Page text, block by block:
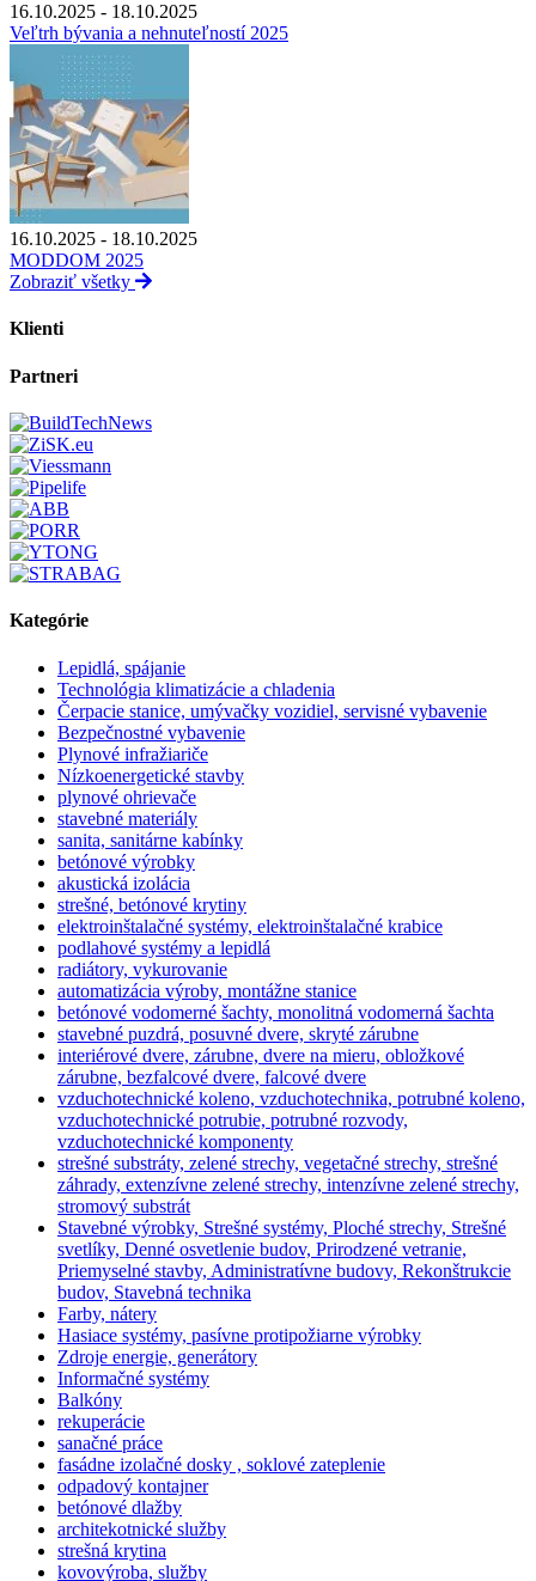
16.10.2025 - 18.10.2025
Veľtrh bývania a nehnuteľností 2025
16.10.2025 - 18.10.2025
MODDOM 2025
Zobraziť všetky
Klienti
Partneri
Kategórie
Lepidlá, spájanie
Technológia klimatizácie a chladenia
Čerpacie stanice, umývačky vozidiel, servisné vybavenie
Bezpečnostné vybavenie
Plynové infražiariče
Nízkoenergetické stavby
plynové ohrievače
stavebné materiály
sanita, sanitárne kabínky
betónové výrobky
akustická izolácia
strešné, betónové krytiny
elektroinštalačné systémy, elektroinštalačné krabice
podlahové systémy a lepidlá
radiátory, vykurovanie
automatizácia výroby, montážne stanice
betónové vodomerné šachty, monolitná vodomerná šachta
stavebné puzdrá, posuvné dvere, skryté zárubne
interiérové dvere, zárubne, dvere na mieru, obložkové
zárubne, bezfalcové dvere, falcové dvere
vzduchotechnické koleno, vzduchotechnika, potrubné koleno,
vzduchotechnické potrubie, potrubné rozvody,
vzduchotechnické komponenty
strešné substráty, zelené strechy, vegetačné strechy, strešné
záhrady, extenzívne zelené strechy, intenzívne zelené strechy,
stromový substrát
Stavebné výrobky, Strešné systémy, Ploché strechy, Strešné
svetlíky, Denné osvetlenie budov, Prirodzené vetranie,
Priemyselné stavby, Administratívne budovy, Rekonštrukcie
budov, Stavebná technika
Farby, nátery
Hasiace systémy, pasívne protipožiarne výrobky
Zdroje energie, generátory
Informačné systémy
Balkóny
rekuperácie
sanačné práce
fasádne izolačné dosky , soklové zateplenie
odpadový kontajner
betónové dlažby
architekotnické služby
strešná krytina
kovovýroba, služby